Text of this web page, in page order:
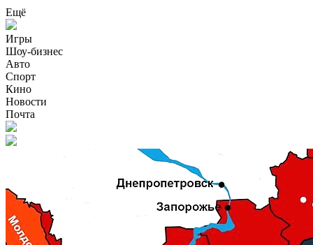
Ещё
Игры
Шоу-бизнес
Авто
Спорт
Кино
Новости
Почта